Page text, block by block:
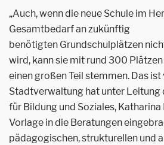
„Auch, wenn die neue Schule im
Gesamtbedarf an zukünftig
benötigten Grundschulplätzen
wird, kann sie mit rund 300
einen großen Teil stemmen. Das
Stadtverwaltung hat unter Leitung
für Bildung und Soziales,
Vorlage in die Beratungen
pädagogischen, strukturellen und